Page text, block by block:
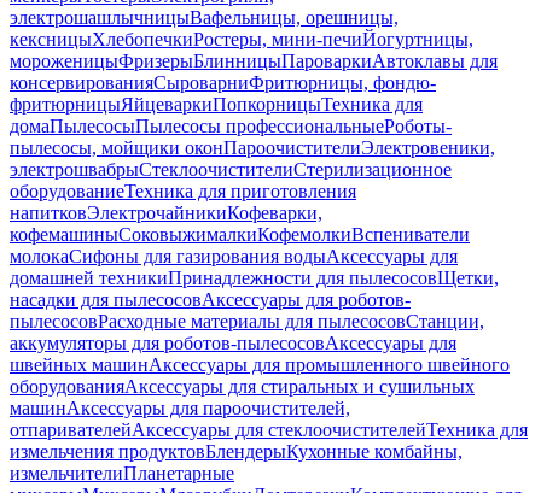
электрошашлычницыВафельницы, орешницы,
кексницыХлебопечкиРостеры, мини-печиЙогуртницы,
мороженицыФризерыБлинницыПароваркиАвтоклавы для
консервированияСыроварниФритюрницы, фондю-
фритюрницыЯйцеваркиПопкорницыТехника для
домаПылесосыПылесосы профессиональныеРоботы-
пылесосы, мойщики оконПароочистителиЭлектровеники,
электрошвабрыСтеклоочистителиСтерилизационное
оборудованиеТехника для приготовления
напитковЭлектрочайникиКофеварки,
кофемашиныСоковыжималкиКофемолкиВспениватели
молокаСифоны для газирования водыАксессуары для
домашней техникиПринадлежности для пылесосовЩетки,
насадки для пылесосовАксессуары для роботов-
пылесосовРасходные материалы для пылесосовСтанции,
аккумуляторы для роботов-пылесосовАксессуары для
швейных машинАксессуары для промышленного швейного
оборудованияАксессуары для стиральных и сушильных
машинАксессуары для пароочистителей,
отпаривателейАксессуары для стеклоочистителейТехника для
измельчения продуктовБлендерыКухонные комбайны,
измельчителиПланетарные